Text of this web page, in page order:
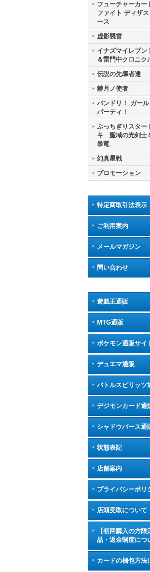
フューチャーカー
ファイト ディザ
ース
虚影襲雷
イナズマイレブン
＆雷門中クロニク
伝説の先導者達
赫月ノ使者
バンドリ！ ガー
パーティ！
ぶっちぎりスター
キ 聖域の光剣士
暴竜
幻真星戦
プロモーション
特定商取引法表示
ご利用案内
メールマガジン
問い合わせ
遊戯王通販
MTG通販
ポケモン通販サイ
デュエマ通販
バトルスピリッツ
デジモンカード通
シャドウバース通
状態表記
店舗案内
プライバシーポリ
店頭受取について
【初回購入の方限
品・返金制度につ
カードの梱包方法